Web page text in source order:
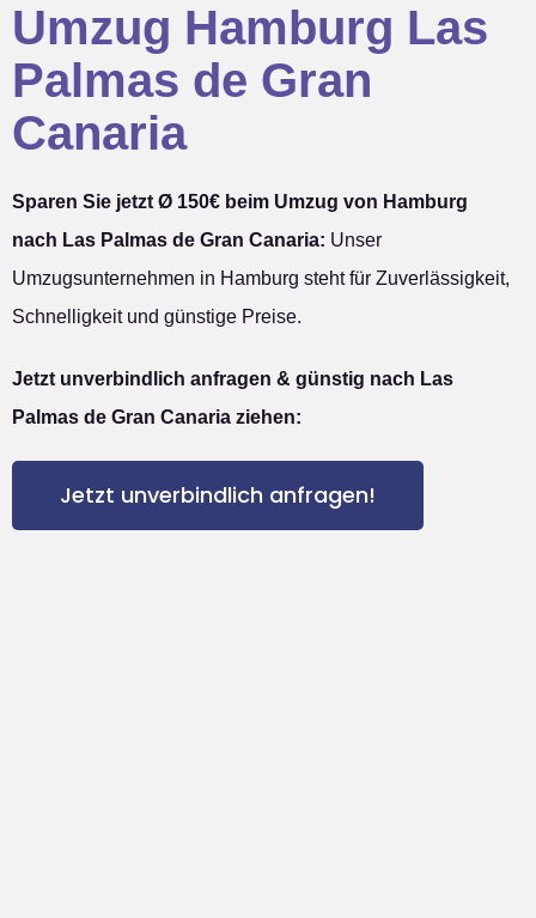
Umzug Hamburg Las
Palmas de Gran
Canaria
Sparen Sie jetzt Ø 150€ beim Umzug von Hamburg
nach Las Palmas de Gran Canaria: Unser
Umzugsunternehmen in Hamburg steht für Zuverlässigkeit,
Schnelligkeit und günstige Preise.
Jetzt unverbindlich anfragen & günstig nach Las
Palmas de Gran Canaria ziehen:
Jetzt unverbindlich anfragen!